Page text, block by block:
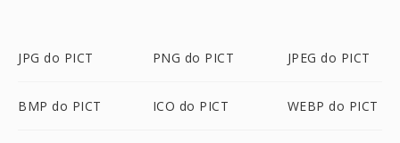
JPG do PICT PNG do PICT JPEG do PICT
BMP do PICT ICO do PICT WEBP do PICT